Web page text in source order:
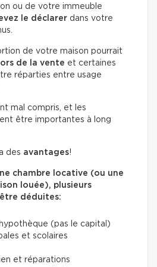
ou de votre immeuble
le déclarer dans votre
de votre maison pourrait
de la vente et certaines
réparties entre usage
mal compris, et les
être importantes à long
des avantages!
chambre locative (ou une
louée), plusieurs
déduites:
(pas le capital)
et scolaires
et réparations